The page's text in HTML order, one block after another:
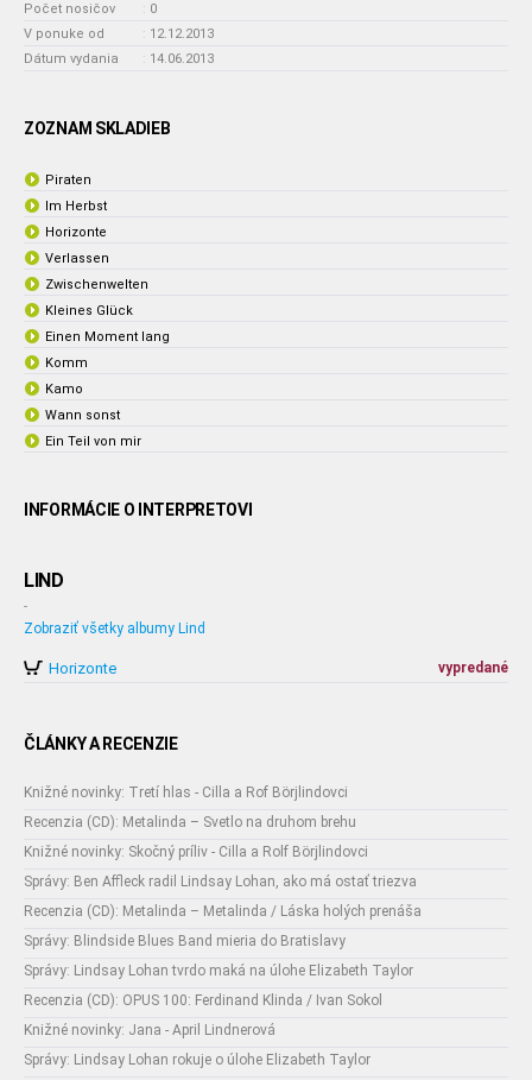
Počet nosičov
: 0
V ponuke od
: 12.12.2013
Dátum vydania
: 14.06.2013
ZOZNAM SKLADIEB
Piraten
Im Herbst
Horizonte
Verlassen
Zwischenwelten
Kleines Glück
Einen Moment lang
Komm
Kamo
Wann sonst
Ein Teil von mir
INFORMÁCIE O INTERPRETOVI
LIND
-
Zobraziť všetky albumy Lind
Horizonte vypredané
ČLÁNKY A RECENZIE
Knižné novinky: Tretí hlas - Cilla a Rof Börjlindovci
Recenzia (CD): Metalinda – Svetlo na druhom brehu
Knižné novinky: Skočný príliv - Cilla a Rolf Börjlindovci
Správy: Ben Affleck radil Lindsay Lohan, ako má ostať triezva
Recenzia (CD): Metalinda – Metalinda / Láska holých prenáša
Správy: Blindside Blues Band mieria do Bratislavy
Správy: Lindsay Lohan tvrdo maká na úlohe Elizabeth Taylor
Recenzia (CD): OPUS 100: Ferdinand Klinda / Ivan Sokol
Knižné novinky: Jana - April Lindnerová
Správy: Lindsay Lohan rokuje o úlohe Elizabeth Taylor